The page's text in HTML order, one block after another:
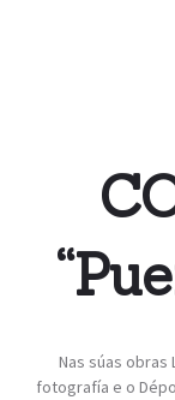
Nas súas obras
fotografía e o